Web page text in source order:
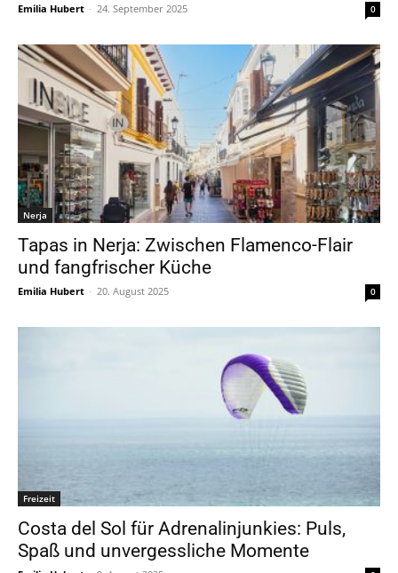
Emilia Hubert - 24. September 2025 0
Nerja
Tapas in Nerja: Zwischen Flamenco-Flair
und fangfrischer Küche
Emilia Hubert - 20. August 2025 0
Freizeit
Costa del Sol für Adrenalinjunkies: Puls,
Spaß und unvergessliche Momente